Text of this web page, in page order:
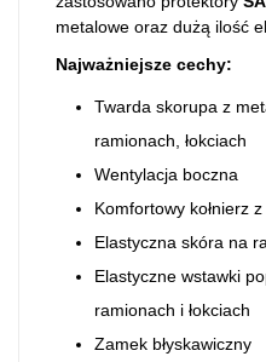
metalowe oraz dużą ilość
Najważniejsze cechy:
Twarda skorupa z
ramionach, łokciach
Wentylacja boczna
Komfortowy kołnierz
Elastyczna skóra na
Elastyczne wstawki
ramionach i łokciach
Zamek błyskawiczny